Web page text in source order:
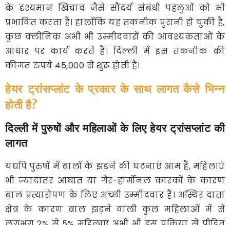
के दृश्यमान खिंचाव जैसे सौंदर्य संबंधी पहलुओं को भी
प्रभावित करता है। हालाँकि यह तकनीक पुरानी हो चुकी है,
कुछ क्लीनिक अभी भी उम्मीदवारों की आवश्यकताओं के
आधार पर कार्य करते हैं। दिल्ली में इस तकनीक की
कीमत रुपये 45,000 से शुरू होती है।
हेयर ट्रांसप्लांट के प्रकार के साथ लागत कैसे भिन्न
होती है?
दिल्ली में पुरुषों और महिलाओं के लिए हेयर ट्रांसप्लांट की
लागत
यद्यपि पुरुषों में बालों के झड़ने की घटनाएं आम हैं, महिलाएं
भी ज्यादातर आघात या गैर-हार्मोनल कारकों के कारण
बाल प्रत्यारोपण के लिए अच्छी उम्मीदवार हैं। अस्थिर दाता
क्षेत्र के कारण बाल झड़ने वाली कुल महिलाओं में से